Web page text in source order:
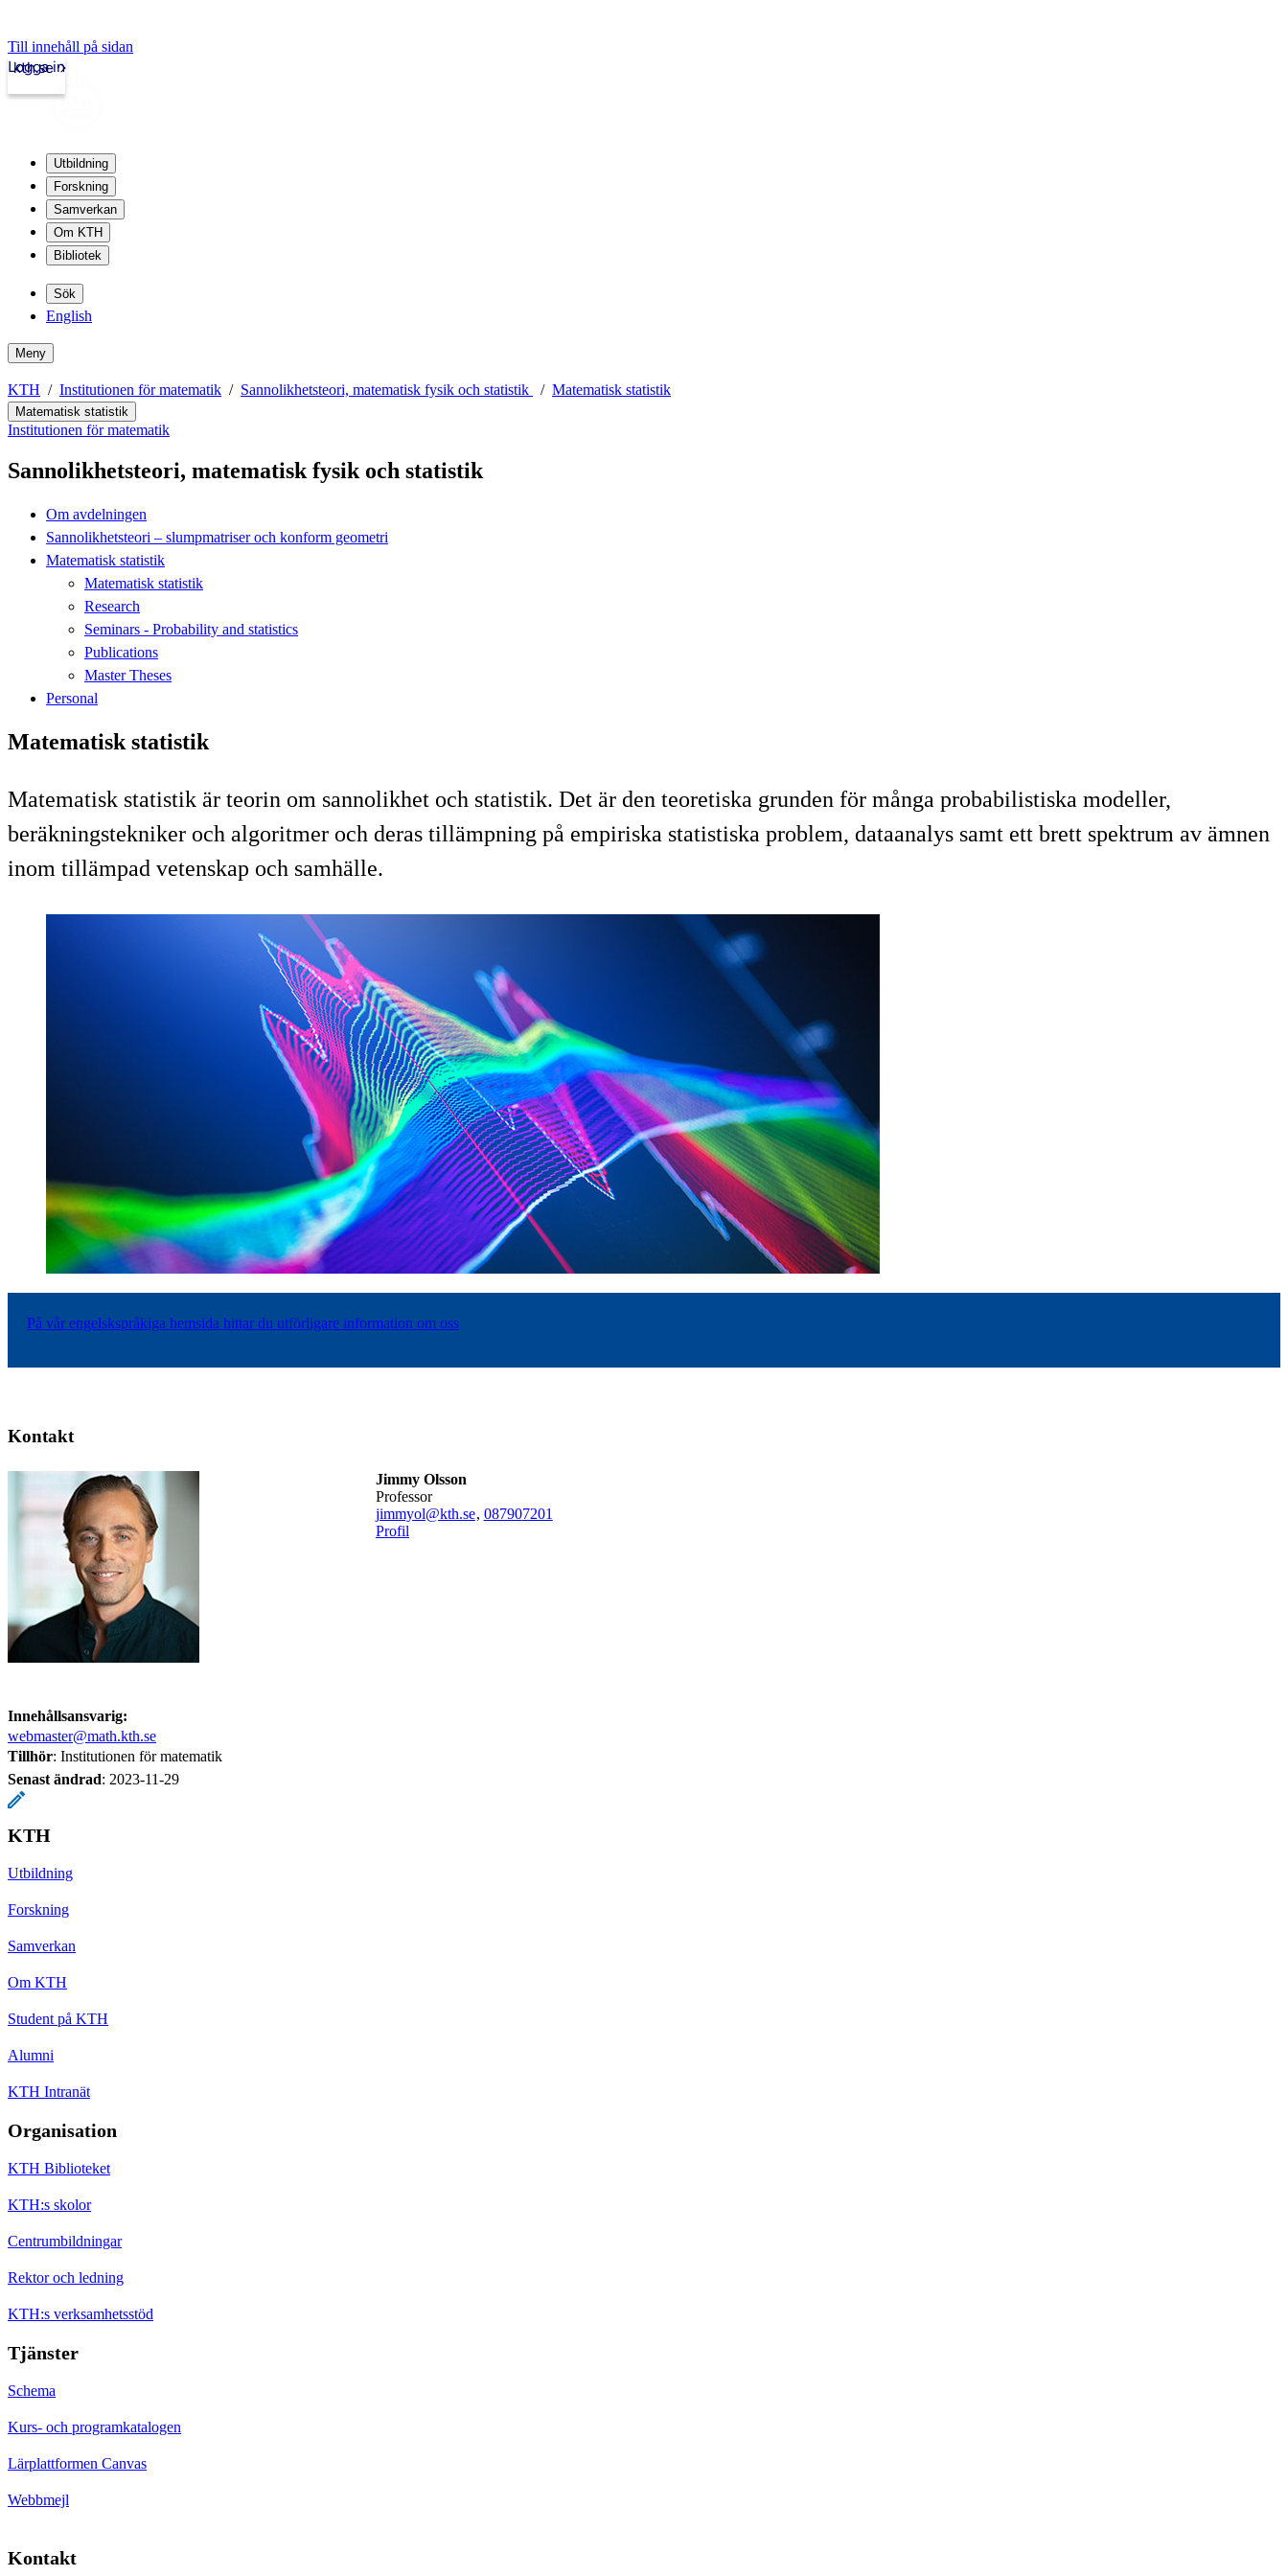
Till innehåll på sidan
kth.se
Logga in
Utbildning
Forskning
Samverkan
Om KTH
Bibliotek
Sök
English
Meny
KTH Institutionen för matematik Sannolikhetsteori, matematisk fysik och statistik Matematisk statistik
Matematisk statistik
Institutionen för matematik
Sannolikhetsteori, matematisk fysik och statistik
Om avdelningen
Sannolikhetsteori – slumpmatriser och konform geometri
Matematisk statistik
Matematisk statistik
Research
Seminars - Probability and statistics
Publications
Master Theses
Personal
Matematisk statistik
Matematisk statistik är teorin om sannolikhet och statistik. Det är den teoretiska grunden för många probabilistiska modeller,
beräkningstekniker och algoritmer och deras tillämpning på empiriska statistiska problem, dataanalys samt ett brett spektrum av ämnen
inom tillämpad vetenskap och samhälle.
På vår engelskspråkiga hemsida hittar du utförligare information om oss
Kontakt
Jimmy Olsson
professor
jimmyol@kth.se, 087907201
Profil
Innehållsansvarig:
webmaster@math.kth.se
Tillhör: Institutionen för matematik
Senast ändrad: 2023-11-29
KTH
Utbildning
Forskning
Samverkan
Om KTH
Student på KTH
Alumni
KTH Intranät
Organisation
KTH Biblioteket
KTH:s skolor
Centrumbildningar
Rektor och ledning
KTH:s verksamhetsstöd
Tjänster
Schema
Kurs- och programkatalogen
Lärplattformen Canvas
Webbmejl
Kontakt